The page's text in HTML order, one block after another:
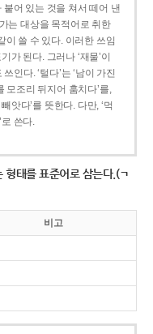
붙어 있는 것을 쳐서 떼어 낸
는 대상을 목적어로 취한
이 쓸 수 있다. 이러한 쓰임
가 된다. 그러나 ‘재물’이
인다. ‘털다’는 ‘남이 가진
모조리 뒤지어 훔치다’를,
앗다’를 뜻한다. 다만, ‘먹
로 쓴다.
형태를 표준어로 삼는다.(ㄱ
비고